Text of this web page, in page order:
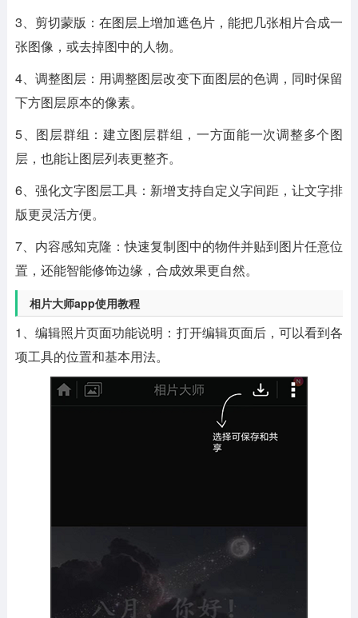
3、剪切蒙版：在图层上增加遮色片，能把几张相片合成一
张图像，或去掉图中的人物。
4、调整图层：用调整图层改变下面图层的色调，同时保留
下方图层原本的像素。
5、图层群组：建立图层群组，一方面能一次调整多个图
层，也能让图层列表更整齐。
6、强化文字图层工具：新增支持自定义字间距，让文字排
版更灵活方便。
7、内容感知克隆：快速复制图中的物件并贴到图片任意位
置，还能智能修饰边缘，合成效果更自然。
相片大师app使用教程
1、编辑照片页面功能说明：打开编辑页面后，可以看到各
项工具的位置和基本用法。